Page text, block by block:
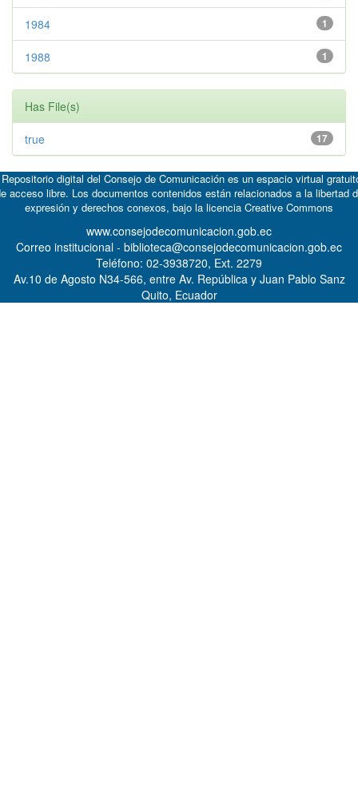
1
1984
1
1988
Has File(s)
17
true
digital del Consejo de Comunicación es un espacio virtual
acceso libre. Los documentos contenidos están relacionados a la libertad
expresión y derechos conexos, bajo la licencia Creative Commons
www.consejodecomunicacion.gob.ec
Correo institucional - biblioteca@consejodecomunicacion.gob.ec
Teléfono: 02-3938720, Ext. 2279
Av.10 de Agosto N34-566, entre Av. República y Juan Pablo Sanz
Quito, Ecuador